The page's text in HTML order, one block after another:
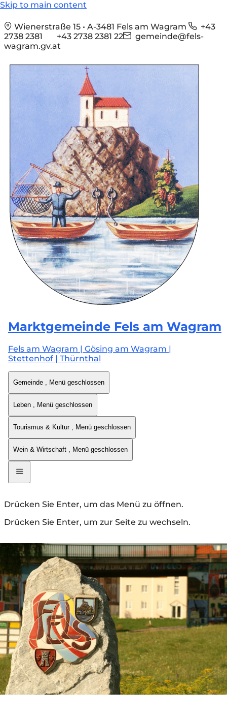
Skip to main content
Wienerstraße 15 • A-3481 Fels am Wagram
+43
2738 2381
+43 2738 2381 22
gemeinde@fels-
wagram.gv.at
Marktgemeinde Fels am Wagram
Fels am Wagram | Gösing am Wagram |
Stettenhof | Thürnthal
Gemeinde , Menü geschlossen
Leben , Menü geschlossen
Tourismus & Kultur , Menü geschlossen
Wein & Wirtschaft , Menü geschlossen
Drücken Sie Enter, um das Menü zu öffnen.
Drücken Sie Enter, um zur Seite zu wechseln.